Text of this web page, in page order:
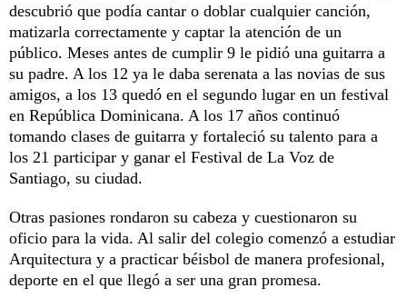
descubrió que podía cantar o doblar cualquier canción,
matizarla correctamente y captar la atención de un
público. Meses antes de cumplir 9 le pidió una guitarra a
su padre. A los 12 ya le daba serenata a las novias de sus
amigos, a los 13 quedó en el segundo lugar en un festival
en República Dominicana. A los 17 años continuó
tomando clases de guitarra y fortaleció su talento para a
los 21 participar y ganar el Festival de La Voz de
Santiago, su ciudad.
Otras pasiones rondaron su cabeza y cuestionaron su
oficio para la vida. Al salir del colegio comenzó a estudiar
Arquitectura y a practicar béisbol de manera profesional,
deporte en el que llegó a ser una gran promesa.